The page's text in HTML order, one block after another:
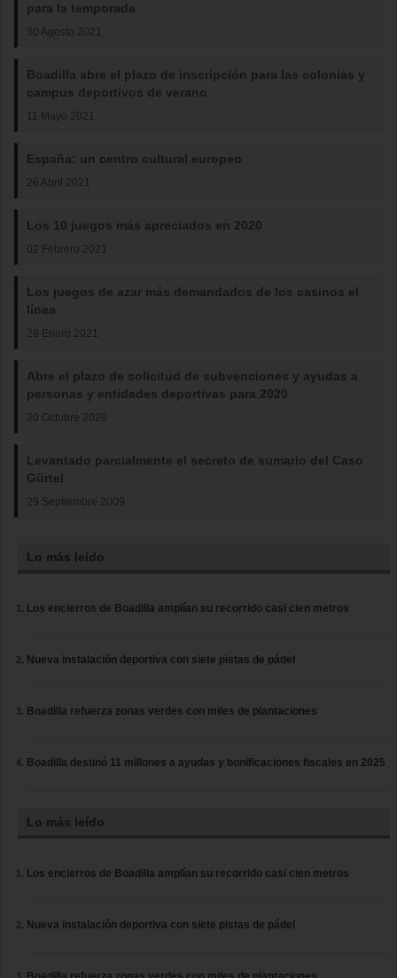
para la temporada
30 Agosto 2021
Boadilla abre el plazo de inscripción para las colonias y
campus deportivos de verano
11 Mayo 2021
España: un centro cultural europeo
26 Abril 2021
Los 10 juegos más apreciados en 2020
02 Febrero 2021
Los juegos de azar más demandados de los casinos el
línea
28 Enero 2021
Abre el plazo de solicitud de subvenciones y ayudas a
personas y entidades deportivas para 2020
20 Octubre 2020
Levantado parcialmente el secreto de sumario del Caso
Gürtel
29 Septiembre 2009
Lo más leído
Los encierros de Boadilla amplían su recorrido casi cien metros
Nueva instalación deportiva con siete pistas de pádel
Boadilla refuerza zonas verdes con miles de plantaciones
Boadilla destinó 11 millones a ayudas y bonificaciones fiscales en 2025
Lo más leído
Los encierros de Boadilla amplían su recorrido casi cien metros
Nueva instalación deportiva con siete pistas de pádel